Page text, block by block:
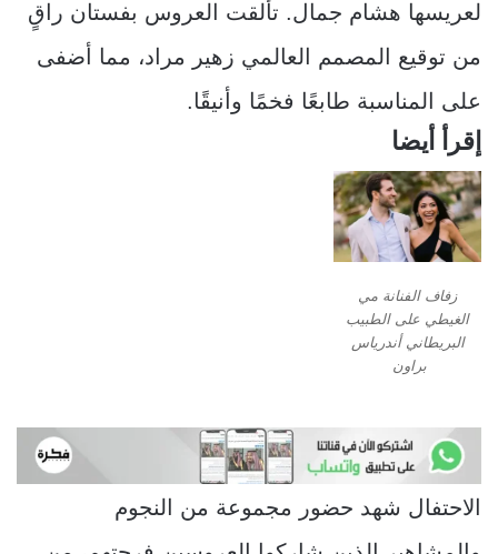
لعريسها هشام جمال. تألقت العروس بفستان راقٍ
من توقيع المصمم العالمي زهير مراد، مما أضفى
على المناسبة طابعًا فخمًا وأنيقًا.
إقرأ أيضا
زفاف الفنانة مي
الغيطي على الطبيب
البريطاني أندرياس
براون
الاحتفال شهد حضور مجموعة من النجوم